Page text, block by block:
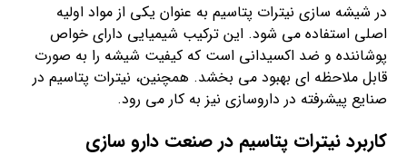
در شیشه سازی نیترات پتاسیم به عنوان یکی از مواد اولیه
اصلی استفاده می شود. این ترکیب شیمیایی دارای خواص
پوشاننده و ضد اکسیدانی است که کیفیت شیشه را به صورت
قابل ملاحظه ای بهبود می بخشد. همچنین، نیترات پتاسیم در
صنایع پیشرفته در داروسازی نیز به کار می رود.
کاربرد نیترات پتاسیم در صنعت دارو سازی